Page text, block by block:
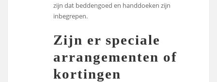
zijn dat beddengoed en handdoeken zijn
inbegrepen.
Zijn er speciale
arrangementen of
kortingen